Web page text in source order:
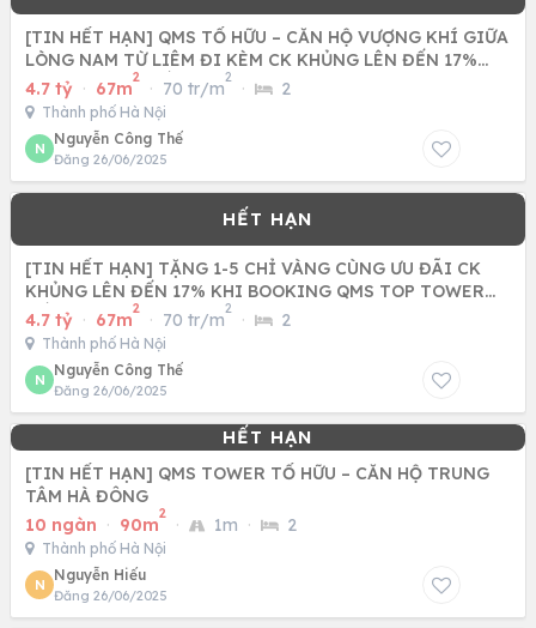
[TIN HẾT HẠN] QMS TỐ HỮU – CĂN HỘ VƯỢNG KHÍ GIỮA
LÒNG NAM TỪ LIÊM ĐI KÈM CK KHỦNG LÊN ĐẾN 17%
CÙNG CƠ HỘI BỐC
4.7 tỷ · 67m
2
· 70 tr/m
2
· 2
Thành phố Hà Nội
N
Nguyễn Công Thế
Đăng 26/06/2025
[TIN HẾT HẠN] TẶNG 1-5 CHỈ VÀNG CÙNG ƯU ĐÃI CK
KHỦNG LÊN ĐẾN 17% KHI BOOKING QMS TOP TOWER
TỐ HỮU - NAM TỪ LIÊM
4.7 tỷ · 67m
2
· 70 tr/m
2
· 2
Thành phố Hà Nội
N
Nguyễn Công Thế
Đăng 26/06/2025
[TIN HẾT HẠN] QMS TOWER TỐ HỮU – CĂN HỘ TRUNG
TÂM HÀ ĐÔNG
10 ngàn · 90m
2
· 1m · 2
Thành phố Hà Nội
N
Nguyễn Hiếu
Đăng 26/06/2025